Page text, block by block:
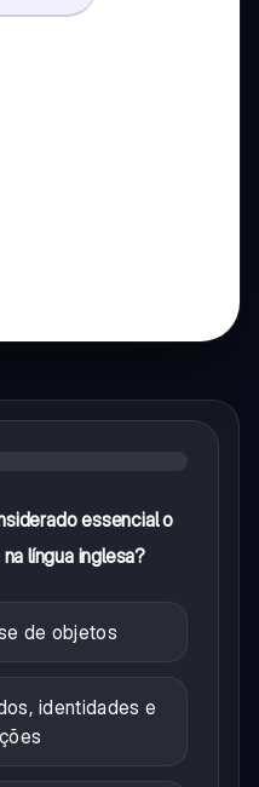
essencial o
língua inglesa?
de objetos
identidades e